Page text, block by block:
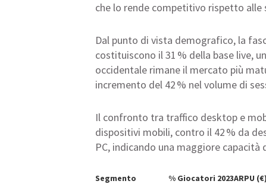
che lo rende competitivo rispetto
Dal punto di vista demografico, la
costituiscono il 31 % della base live,
occidentale rimane il mercato più
incremento del 42 % nel volume di
Il confronto tra traffico desktop e
dispositivi mobili, contro il 42 % da
PC, indicando una maggiore
Segmento % Giocatori 2023ARPU (€)